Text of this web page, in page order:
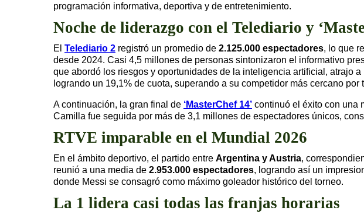
programación informativa, deportiva y de entretenimiento.
Noche de liderazgo con el Telediario y
El Telediario 2 registró un promedio de 2.125.000 espectadores, lo que
desde 2024. Casi 4,5 millones de personas sintonizaron el informativo
que abordó los riesgos y oportunidades de la inteligencia artificial, atrajo
logrando un 19,1% de cuota, superando a su competidor más cercano por
A continuación, la gran final de ‘MasterChef 14’ continuó el éxito con una
Camilla fue seguida por más de 3,1 millones de espectadores únicos,
RTVE imparable en el Mundial 2026
En el ámbito deportivo, el partido entre Argentina y Austria,
reunió a una media de 2.953.000 espectadores, logrando así un
donde Messi se consagró como máximo goleador histórico del torneo.
La 1 lidera casi todas las franjas horarias